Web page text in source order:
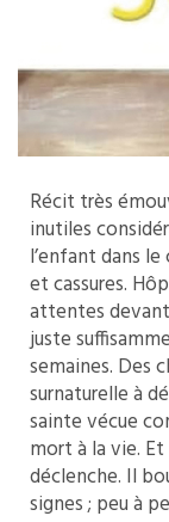
Récit très
inutiles
l’enfant dans
et cassures.
attentes
juste
semaines. Des
surnaturelle à
sainte vécue
mort à la vie.
déclenche. Il
signes ; peu à